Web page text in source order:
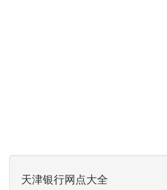
天津银行网点大全